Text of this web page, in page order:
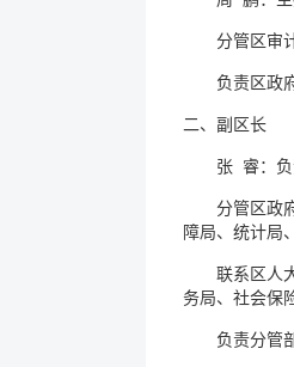
分管区审
负责区政
二、副区长
张 睿：负
分管区政
障局、统计局
联系区人
务局、社会保
负责分管